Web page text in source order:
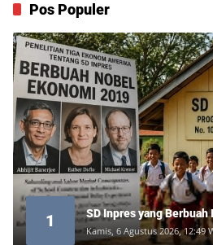
Pos Populer
1 SD Inpres yang Berbuah
Kamis, 6 Agustus 2026, 12:49